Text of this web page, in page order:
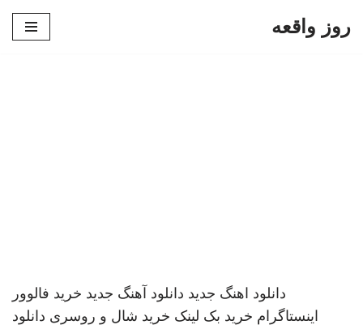
روز واقعه
دانلود اهنگ جدید دانلود آهنگ جدید خرید فالوور
اینستاگرام خرید بک لینک خرید شال و روسری دانلود